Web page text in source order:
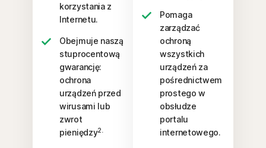
korzystania z
Internetu.
Obejmuje naszą
stuprocentową
gwarancję:
ochrona
urządzeń przed
wirusami lub
zwrot
pieniędzy2.
Pomaga
zarządzać
ochroną
wszystkich
urządzeń za
pośrednictwem
prostego w
obsłudze
portalu
internetowego.